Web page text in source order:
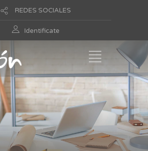
REDES SOCIALES
Identificate